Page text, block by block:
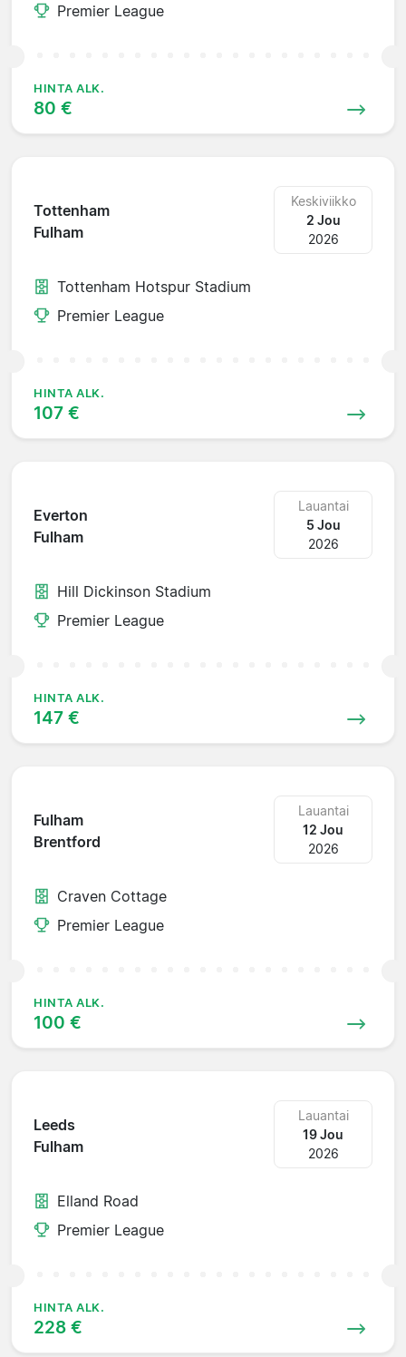
Premier League
HINTA ALK.
80 €
Tottenham
Fulham
Keskiviikko
2 Jou
2026
Tottenham Hotspur Stadium
Premier League
HINTA ALK.
107 €
Everton
Fulham
Lauantai
5 Jou
2026
Hill Dickinson Stadium
Premier League
HINTA ALK.
147 €
Fulham
Brentford
Lauantai
12 Jou
2026
Craven Cottage
Premier League
HINTA ALK.
100 €
Leeds
Fulham
Lauantai
19 Jou
2026
Elland Road
Premier League
HINTA ALK.
228 €